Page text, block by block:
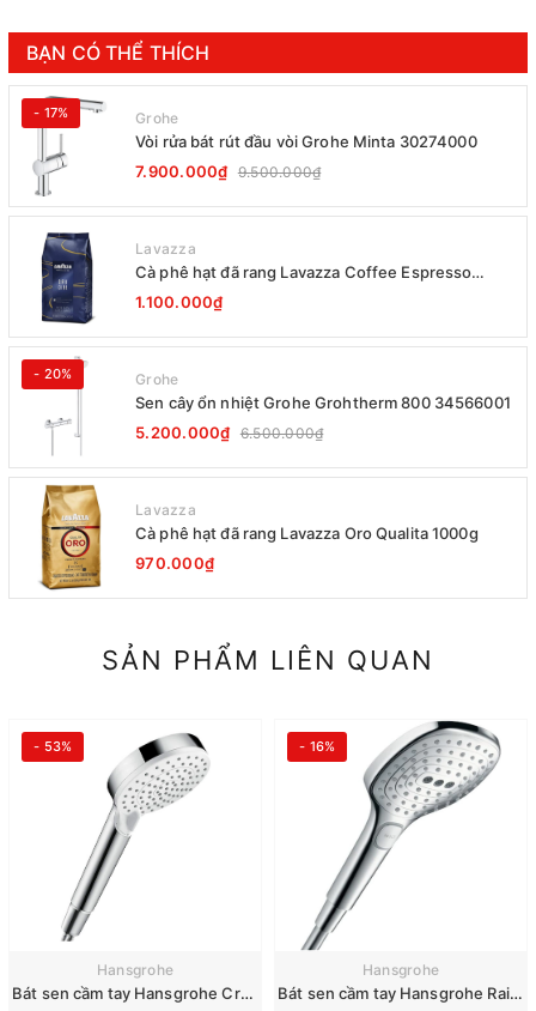
BẠN CÓ THỂ THÍCH
- 17% Grohe
Vòi rửa bát rút đầu vòi Grohe Minta 30274000
7.900.000₫ 9.500.000₫
Lavazza
Cà phê hạt đã rang Lavazza Coffee Espresso
Super Crema 1000g Date 12-2027
1.100.000₫
- 20% Grohe
Sen cây ổn nhiệt Grohe Grohtherm 800 34566001
5.200.000₫ 6.500.000₫
Lavazza
Cà phê hạt đã rang Lavazza Oro Qualita 1000g
970.000₫
SẢN PHẨM LIÊN QUAN
- 53%
Hansgrohe
Bát sen cầm tay Hansgrohe Crometta Vario 26330400
- 16%
Hansgrohe
Bát sen cầm tay Hansgrohe Raindance Select S 120 3jet 26520000